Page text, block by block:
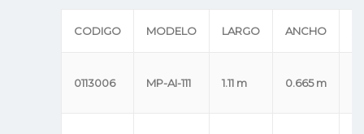
CODIGO MODELO LARGO ANCHO
0113006 MP-AI-111 1.11 m 0.665 m